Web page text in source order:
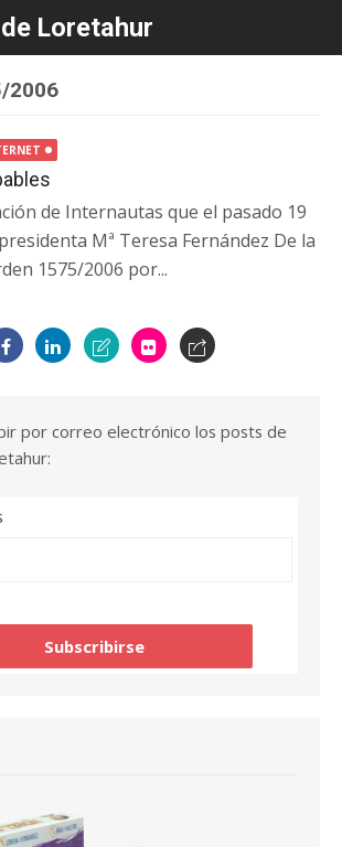
Loretahur
2006
de Internautas que el pasado 19
Mª Teresa Fernández De la
1575/2006 por...
por correo electrónico los posts de